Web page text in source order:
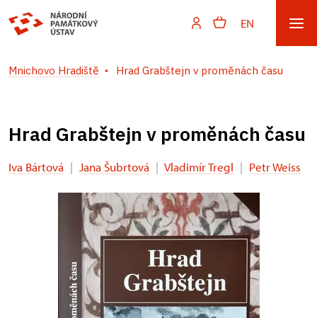
EN
Mnichovo Hradiště Hrad Grabštejn v proměnách času
Hrad Grabštejn v proměnách času
Iva Bártová | Jana Šubrtová | Vladimír Tregl | Petr Weiss